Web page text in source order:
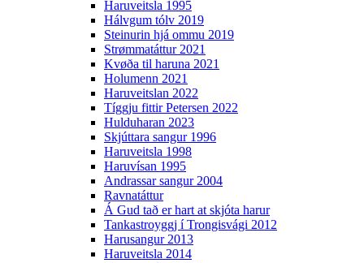
Haruveitsla 1995
Hálvgum tólv 2019
Steinurin hjá ommu 2019
Strømmatáttur 2021
Kvøða til haruna 2021
Holumenn 2021
Haruveitslan 2022
Tíggju fittir Petersen 2022
Hulduharan 2023
Skjúttara sangur 1996
Haruveitsla 1998
Haruvísan 1995
Andrassar sangur 2004
Ravnatáttur
Á Gud tað er hart at skjóta harur
Tankastroyggj í Trongisvági 2012
Harusangur 2013
Haruveitsla 2014